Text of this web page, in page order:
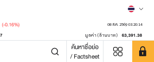
(-0.16%) 08 ส.ค. 2569 03:20:14
มูลค่า (ล้านบาท) 63,391.38
ค้นหาชื่อย่อ
/ Factsheet